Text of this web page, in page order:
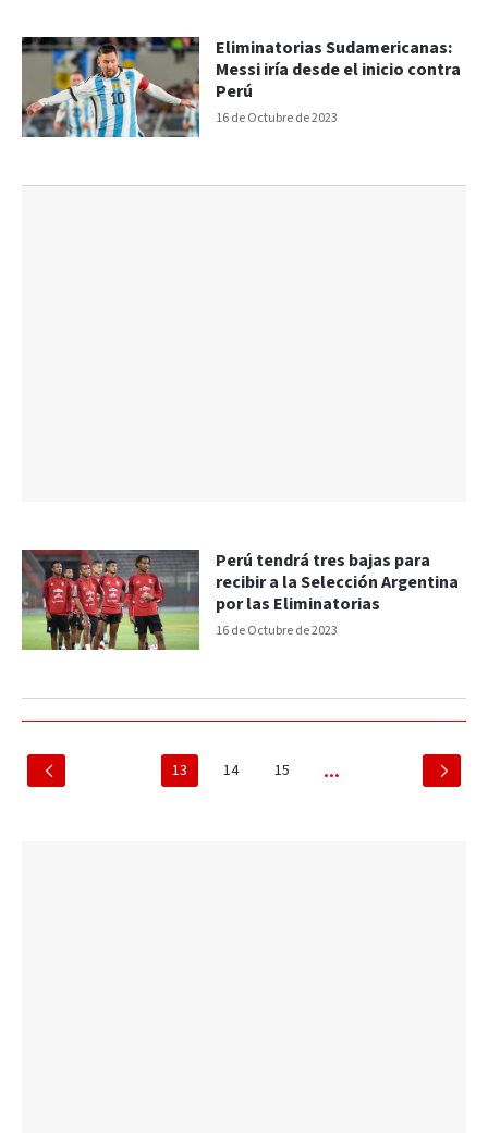
16 de Octubre de 2023
Eliminatorias Sudamericanas:
Messi iría desde el inicio contra
Perú
16 de Octubre de 2023
Perú tendrá tres bajas para
recibir a la Selección Argentina
por las Eliminatorias
13 14 15